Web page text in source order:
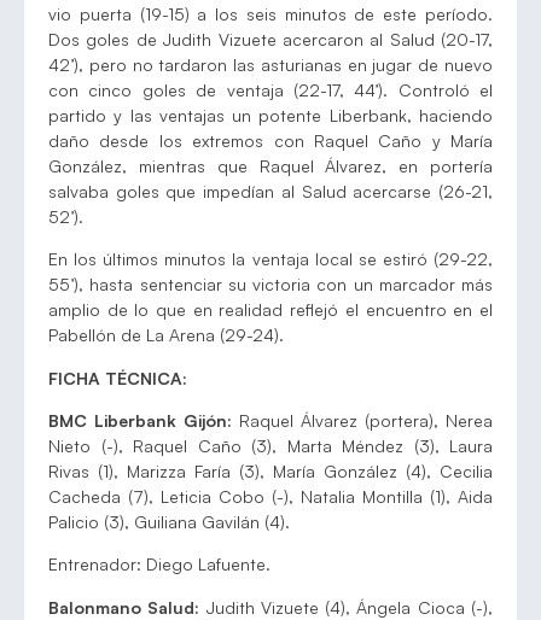
vio puerta (19-15) a los seis minutos de este período.
Dos goles de Judith Vizuete acercaron al Salud (20-17,
42’), pero no tardaron las asturianas en jugar de nuevo
con cinco goles de ventaja (22-17, 44’). Controló el
partido y las ventajas un potente Liberbank, haciendo
daño desde los extremos con Raquel Caño y María
González, mientras que Raquel Álvarez, en portería
salvaba goles que impedían al Salud acercarse (26-21,
52’).
En los últimos minutos la ventaja local se estiró (29-22,
55’), hasta sentenciar su victoria con un marcador más
amplio de lo que en realidad reflejó el encuentro en el
Pabellón de La Arena (29-24).
FICHA TÉCNICA:
BMC Liberbank Gijón: Raquel Álvarez (portera), Nerea
Nieto (-), Raquel Caño (3), Marta Méndez (3), Laura
Rivas (1), Marizza Faría (3), María González (4), Cecilia
Cacheda (7), Leticia Cobo (-), Natalia Montilla (1), Aida
Palicio (3), Guiliana Gavilán (4).
Entrenador: Diego Lafuente.
Balonmano Salud: Judith Vizuete (4), Ángela Cioca (-),